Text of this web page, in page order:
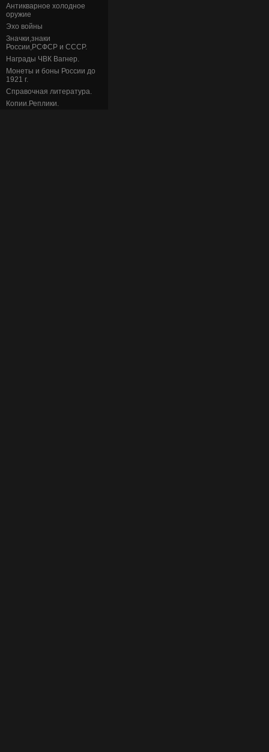
Антикварное холодное
оружие
Эхо войны
Значки,знаки
России,РСФСР и СССР.
Награды ЧВК Вагнер.
Монеты и боны России до
1921 г.
Справочная литература.
Копии.Реплики.